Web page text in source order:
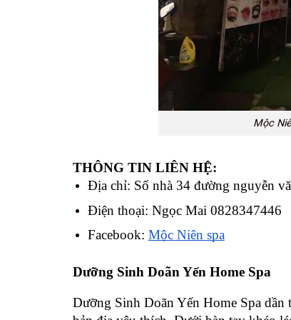
Mộc
THÔNG TIN LIÊN HỆ:
Địa chỉ: Số nhà 34 đường nguyễn
Điện thoại: Ngọc Mai 0828347446
Facebook: Mộc Niên spa
Dưỡng Sinh Doãn Yến Home Spa
Dưỡng Sinh Doãn Yến Home Spa